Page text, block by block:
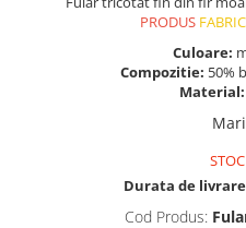
PRODUS
Culoare:
Compozitie: 50%
Material:
Durata de
Cod Produs: